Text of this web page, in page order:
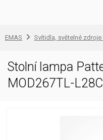
EMAS Svítidla, světelné zdroje
Stolní lampa
MOD267TL-